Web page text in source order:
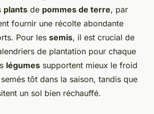
plants de pommes de terre, par
fournir une récolte abondante
Pour les semis, il est crucial de
de plantation pour chaque
légumes supportent mieux le froid
tôt dans la saison, tandis que
un sol bien réchauffé.